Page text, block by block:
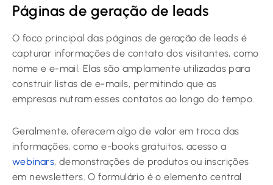
Páginas de geração de leads
O foco principal das páginas de geração de leads é
capturar informações de contato dos visitantes, como
nome e e-mail. Elas são amplamente utilizadas para
construir listas de e-mails, permitindo que as
empresas nutram esses contatos ao longo do tempo.
Geralmente, oferecem algo de valor em troca das
informações, como e-books gratuitos, acesso a
webinars, demonstrações de produtos ou inscrições
em newsletters. O formulário é o elemento central